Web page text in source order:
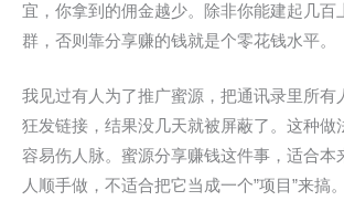
宜，你拿到的佣金越少。除非你能建起几百
群，否则靠分享赚的钱就是个零花钱水平。
我见过有人为了推广蜜源，把通讯录里所有
狂发链接，结果没几天就被屏蔽了。这种做
容易伤人脉。蜜源分享赚钱这件事，适合本
人顺手做，不适合把它当成一个”项目”来搞。